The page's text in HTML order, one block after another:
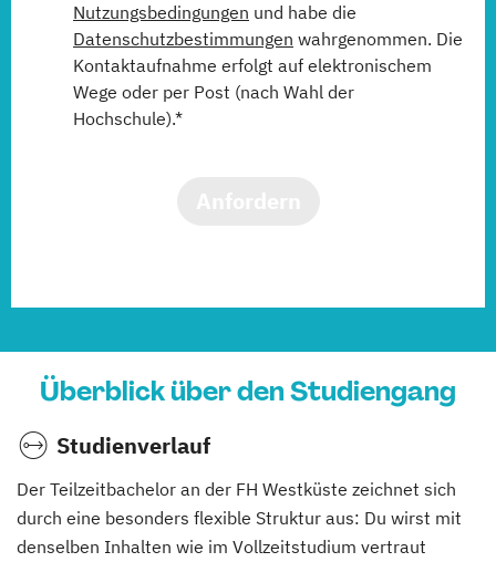
Nutzungsbedingungen und habe die
Datenschutzbestimmungen wahrgenommen. Die
Kontaktaufnahme erfolgt auf elektronischem
Wege oder per Post (nach Wahl der
Hochschule).*
Überblick über den Studiengang
Studienverlauf
Der Teilzeitbachelor an der FH Westküste zeichnet sich
durch eine besonders flexible Struktur aus: Du wirst mit
denselben Inhalten wie im Vollzeitstudium vertraut